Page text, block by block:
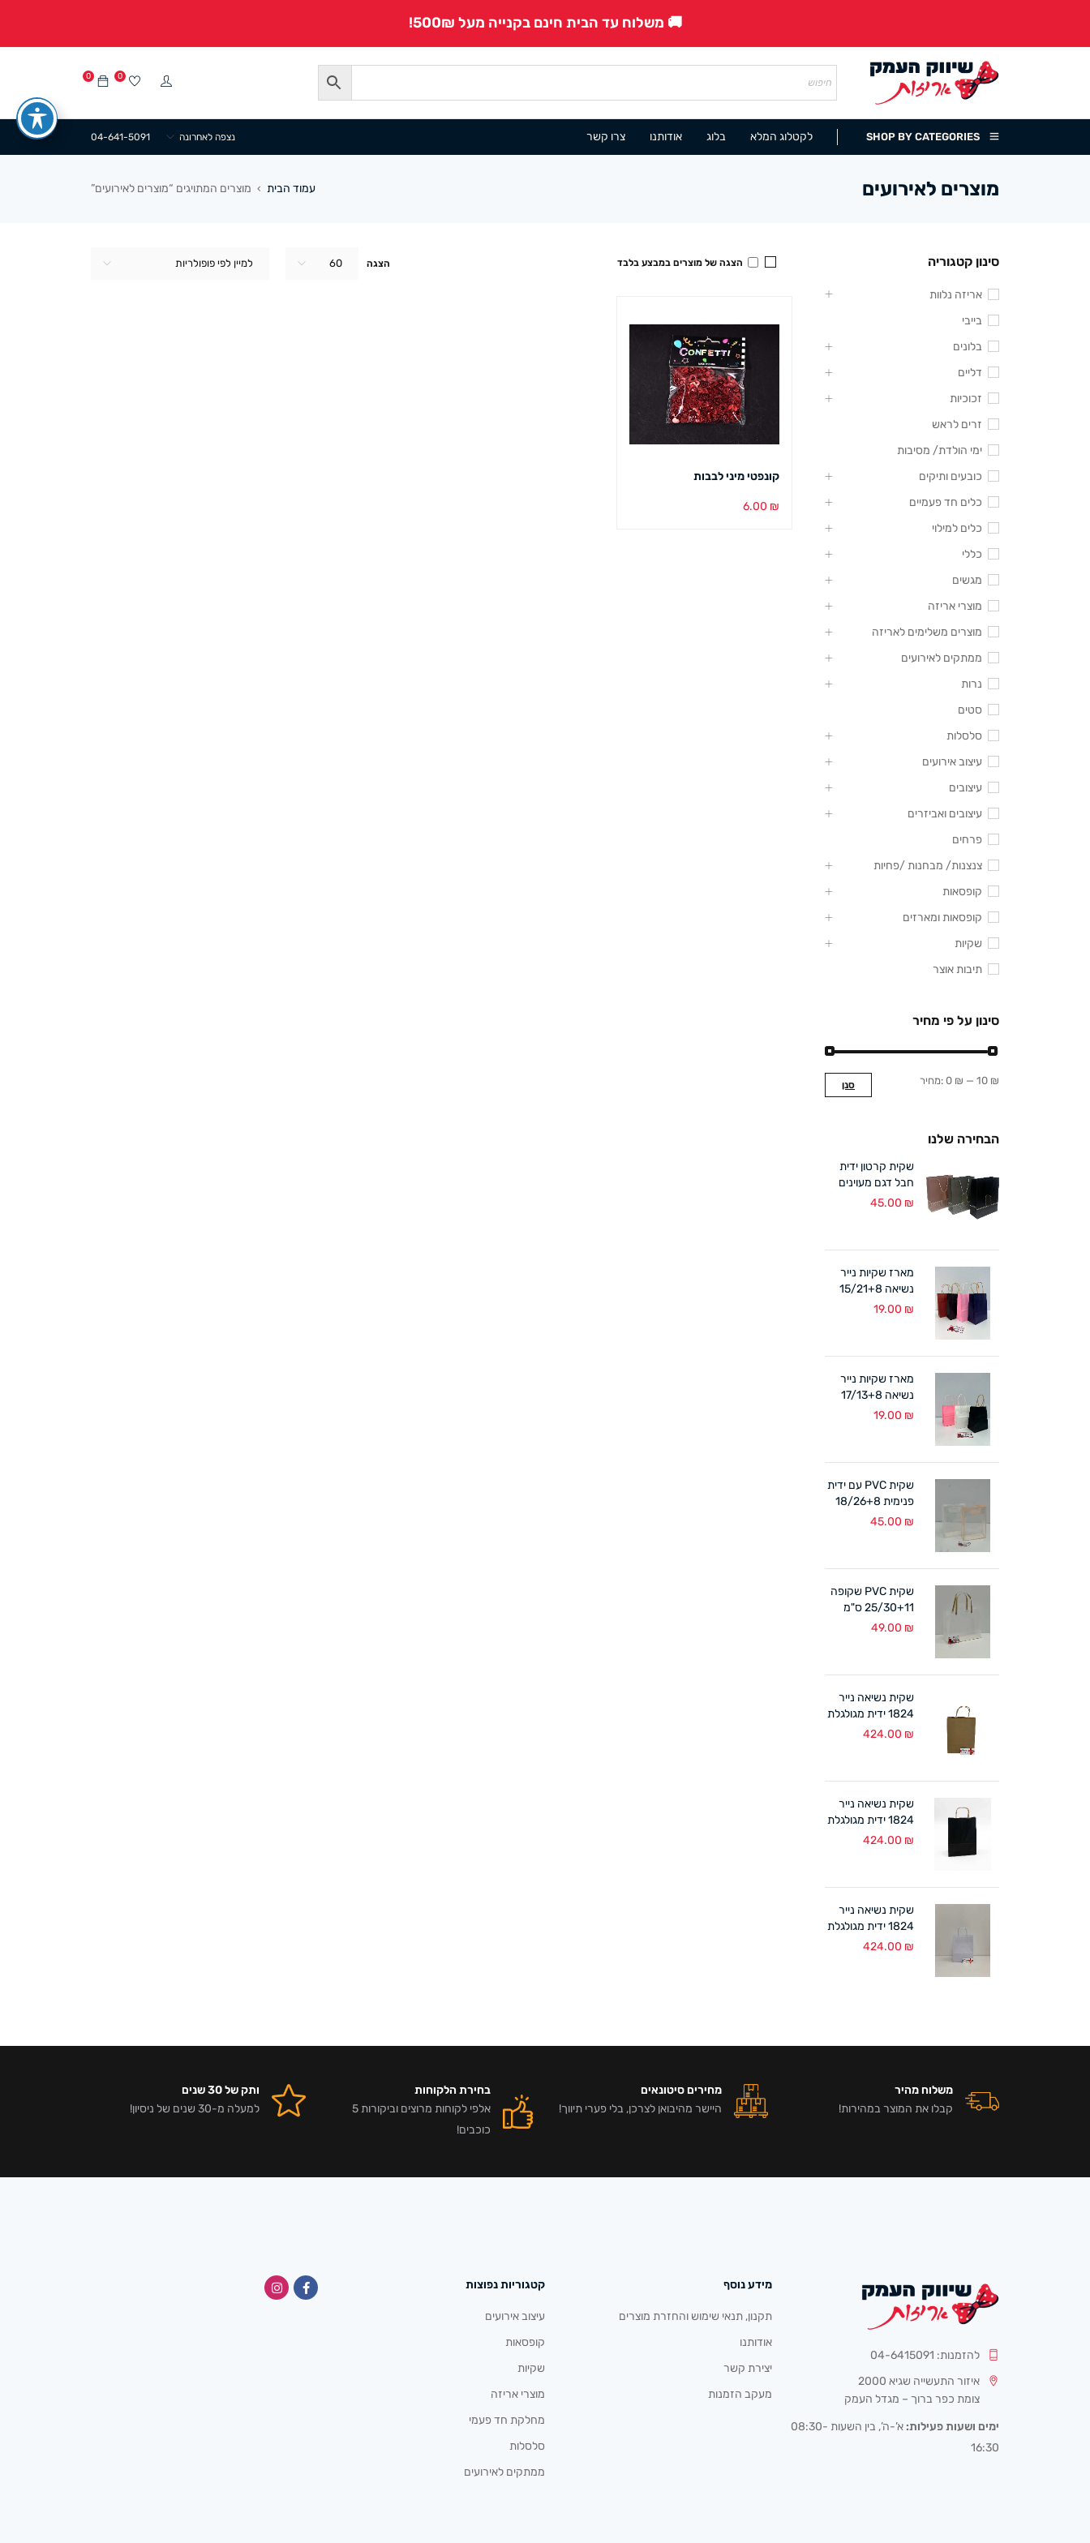
🚚 משלוח עד הבית חינם בקנייה מעל 500₪!
0 0
SHOP BY CATEGORIES לקטלוג המלא בלוג אודותנו צרו קשר 04-641-5091 נצפה לאחרונה
מוצרים לאירועים עמוד הבית › מוצרים המתויגים “מוצרים לאירועים”
סינון קטגוריה
אריזה נלוות
בייבי
בלונים
דליים
זכוכיות
זרים לראש
ימי הולדת/ מסיבות
כובעים ותיקים
כלים חד פעמיים
כלים למילוי
כללי
מגשים
מוצרי אריזה
מוצרים משלימים לאריזה
ממתקים לאירועים
נרות
סטים
סלסלות
עיצוב אירועים
עיצובים
עיצובים ואביזרים
פרחים
צנצנות/ מבחנות /פחיות
קופסאות
קופסאות ומארזים
שקיות
תיבות אוצר
סינון על פי מחיר
סנן מחיר: 0 ₪ — 10 ₪
הבחירה שלנו
שקית קרטון ידית
חבל דגם מעוינים
45.00 ₪
מארז שקיות נייר
נשיאה 15/21+8
ס"מ ידית מגולגלת
19.00 ₪
מארז שקיות נייר
נשיאה 17/13+8
ס"מ ידית מגולגלת
19.00 ₪
שקית PVC עם ידית
פנימית 18/26+8
ס"מ (10 במארז)45.00 ₪
שקית PVC שקופה
25/30+11 ס"מ
49.00 ₪
שקית נשיאה נייר
1824 ידית מגולגלת
טבעי (300 יח')424.00 ₪
שקית נשיאה נייר
1824 ידית מגולגלת
שחור (300 יח')424.00 ₪
שקית נשיאה נייר
1824 ידית מגולגלת
לבן (300 יח')424.00 ₪
למיין לפי פופולריות הצגה 60 הצגה של מוצרים במבצע בלבד
קונפטי מיני לבבות
6.00 ₪
משלוח מהיר
קבלו את המוצר במהירות!
מחירים סיטונאים
היישר מהיבואן לצרכן, בלי פערי תיווך!
בחירת הלקוחות
אלפי לקוחות מרוצים וביקורות 5
כוכבים!
ותק של 30 שנים
למעלה מ-30 שנים של ניסיון!
להזמנות: 04-6415091
איזור התעשייה שגיא 2000
צומת כפר ברוך – מגדל העמק
ימים ושעות פעילות:
א’-ה’, בין השעות 08:30-
16:30
מידע נוסף
תקנון, תנאי שימוש והחזרת מוצרים
אודותנו
יצירת קשר
מעקב הזמנות
קטגוריות נפוצות
עיצוב אירועים
קופסאות
שקיות
מוצרי אריזה
מחלקת חד פעמי
סלסלות
ממתקים לאירועים